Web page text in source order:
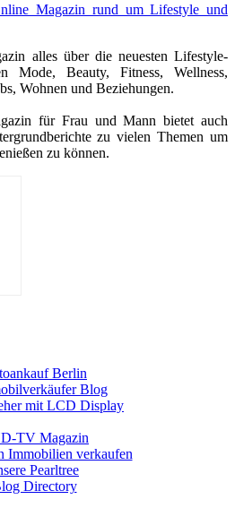
Magazin rund um Lifestyle und
alles über die neuesten Lifestyle-
Mode, Beauty, Fitness, Wellness,
Wohnen und Beziehungen.
für Frau und Mann bietet auch
zu vielen Themen um
zu können.
Berlin
Blog
mit LCD Display
TV Magazin
Immobilien verkaufen
Pearltree
Directory